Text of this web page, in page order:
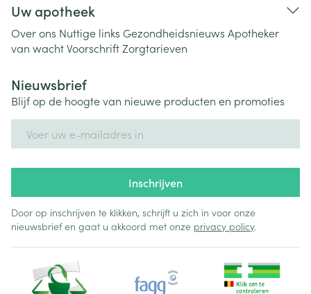
Uw apotheek
Over ons Nuttige links Gezondheidsnieuws Apotheker
van wachtVoorschriftZorgtarieven
Nieuwsbrief
Blijf op de hoogte van nieuwe producten en promoties
Inschrijven
Door op inschrijven te klikken, schrijft u zich in voor onze
nieuwsbrief en gaat u akkoord met onze privacy policy.